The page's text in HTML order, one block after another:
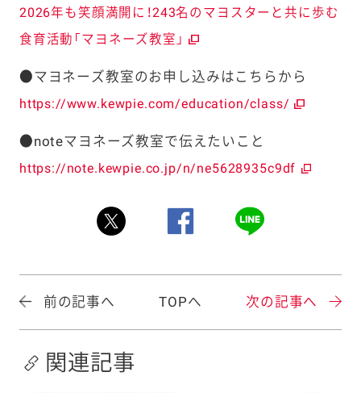
2026年も笑顔満開に！243名のマヨスターと共に歩む
食育活動「マヨネーズ教室」
●マヨネーズ教室のお申し込みはこちらから
https://www.kewpie.com/education/class/
●noteマヨネーズ教室で伝えたいこと
https://note.kewpie.co.jp/n/ne5628935c9df
前の記事へ TOPへ 次の記事へ
関連記事